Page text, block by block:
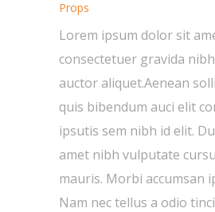
Props
Lorem ipsum dolor sit
consectetuer gravida
auctor aliquet.Aenean
quis bibendum auci elit
ipsutis sem nibh id elit.
amet nibh vulputate
mauris. Morbi accumsan
Nam nec tellus a odio